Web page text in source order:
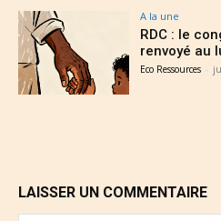
A la une
RDC : le
renvoyé au
Eco Ressources -
LAISSER UN COMMENTAIRE